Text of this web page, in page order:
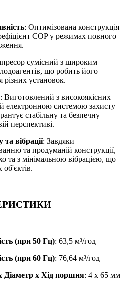
: Оптимізована конструкція
COP у режимах повного
сумісний з широким
що робить його
установок.
: Виготовлений з високоякісних
електронною системою захисту
стабільну та безпечну
перспективі.
вібрації: Завдяки
та продуманій конструкції,
та з мінімальною вібрацією, що
(при 50 Гц): 63,5 м³/год
(при 60 Гц): 76,64 м³/год
Діаметр x Хід поршня: 4 x 65 мм